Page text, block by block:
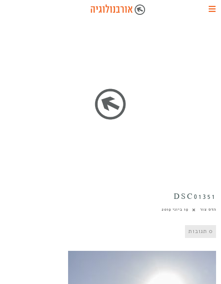
DSC01351
הדס צור 19 ביוני 2019
0 תגובות